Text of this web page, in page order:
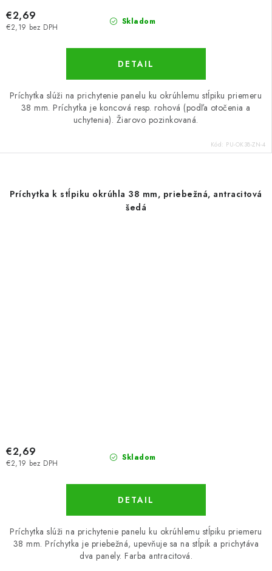
Skladom
€2,19 bez DPH
€2,69
DETAIL
Príchytka slúži na prichytenie panelu ku okrúhlemu stĺpiku priemeru
38 mm. Príchytka je koncová resp. rohová (podľa otočenia a
uchytenia). Žiarovo pozinkovaná.
Kód: PU-OK38-ZN-4
Príchytka k stĺpiku okrúhla 38 mm, priebežná, antracitová
šedá
Skladom
€2,19 bez DPH
€2,69
DETAIL
Príchytka slúži na prichytenie panelu ku okrúhlemu stĺpiku priemeru
38 mm. Príchytka je priebežná, upevňuje sa na stĺpik a prichytáva
dva panely. Farba antracitová.